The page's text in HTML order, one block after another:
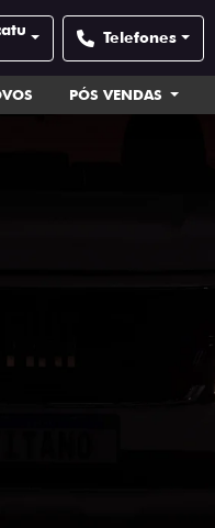
Telefones
PÓS VENDAS